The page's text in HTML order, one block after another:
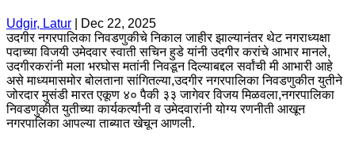
Udgir, Latur
Dec 22, 2025
उदगीर नगरपालिका निवडणुकीचे निकाल जाहीर झाल्यानंतर थेट नगराध्यक्षा
पदाच्या विजयी उमेदवार स्वाती सचिन हुडे यांनी उदगीर करांचे आभार मानले,
उदगीरकरांनी मला भरघोस मतांनी निवडून दिल्याबद्दल सर्वांची मी आभारी आहे
असे माध्यमासमोर बोलताना सांगितल्या,उदगीर नगरपालिका निवडणुकीत युतीने
जोरदार मुसंडी मारत एकूण ४० पैकी ३३ जागेवर विजय मिळवला,नगरपालिका
निवडणुकीत युतीच्या कार्यकर्त्यांनी व उमेदवारांनी योग्य रणनीती आखून
नगरपालिका आपल्या ताब्यात खेचून आणली.